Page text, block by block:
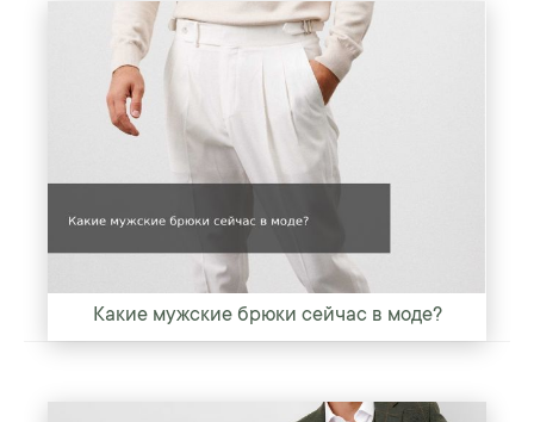
Какие мужские брюки сейчас в моде?